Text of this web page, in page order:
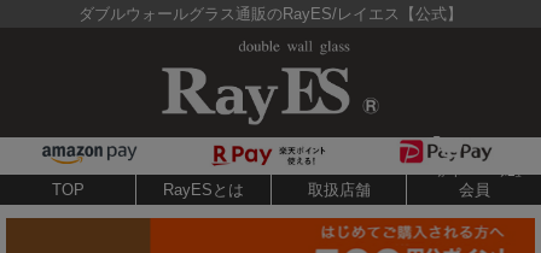
ダブルウォールグラス通販のRayES/レイエス【公式】
TOP RayESとは 取扱店舗 会員